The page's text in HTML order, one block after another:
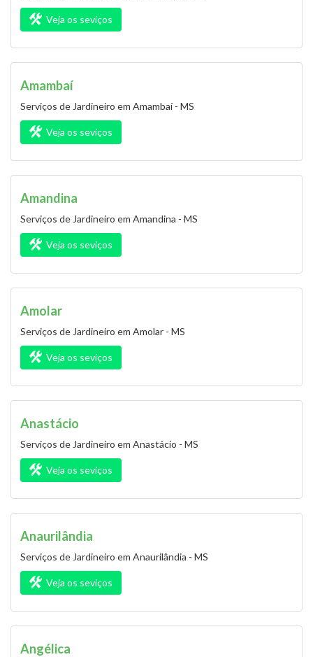
Veja os seviços
Amambaí
Serviços de Jardineiro em Amambaí - MS
Veja os seviços
Amandina
Serviços de Jardineiro em Amandina - MS
Veja os seviços
Amolar
Serviços de Jardineiro em Amolar - MS
Veja os seviços
Anastácio
Serviços de Jardineiro em Anastácio - MS
Veja os seviços
Anaurilândia
Serviços de Jardineiro em Anaurilândia - MS
Veja os seviços
Angélica